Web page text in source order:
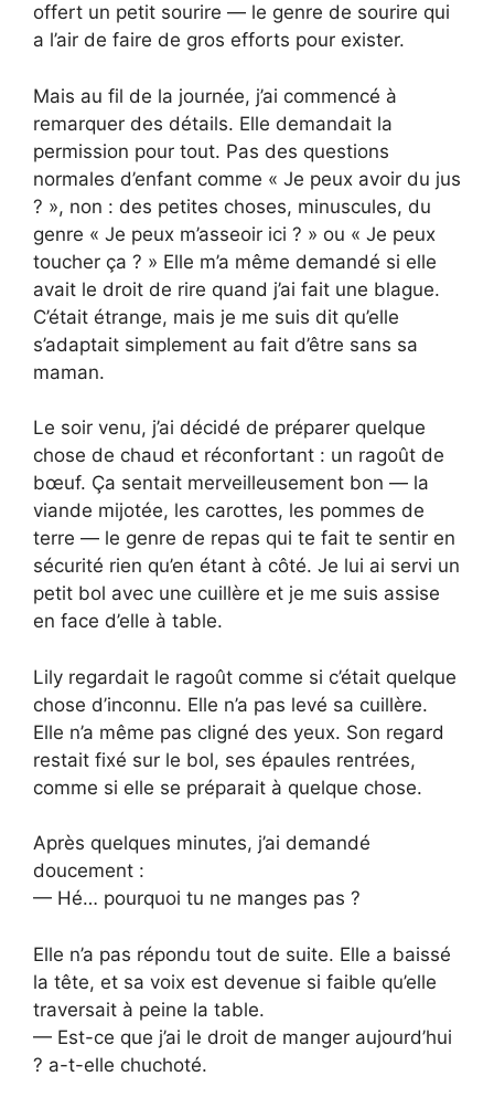
offert un petit sourire — le genre de sourire qui
a l’air de faire de gros efforts pour exister.
Mais au fil de la journée, j’ai commencé à
remarquer des détails. Elle demandait la
permission pour tout. Pas des questions
normales d’enfant comme « Je peux avoir du jus
? », non : des petites choses, minuscules, du
genre « Je peux m’asseoir ici ? » ou « Je peux
toucher ça ? » Elle m’a même demandé si elle
avait le droit de rire quand j’ai fait une blague.
C’était étrange, mais je me suis dit qu’elle
s’adaptait simplement au fait d’être sans sa
maman.
Le soir venu, j’ai décidé de préparer quelque
chose de chaud et réconfortant : un ragoût de
bœuf. Ça sentait merveilleusement bon — la
viande mijotée, les carottes, les pommes de
terre — le genre de repas qui te fait te sentir en
sécurité rien qu’en étant à côté. Je lui ai servi un
petit bol avec une cuillère et je me suis assise
en face d’elle à table.
Lily regardait le ragoût comme si c’était quelque
chose d’inconnu. Elle n’a pas levé sa cuillère.
Elle n’a même pas cligné des yeux. Son regard
restait fixé sur le bol, ses épaules rentrées,
comme si elle se préparait à quelque chose.
Après quelques minutes, j’ai demandé
doucement :
— Hé… pourquoi tu ne manges pas ?
Elle n’a pas répondu tout de suite. Elle a baissé
la tête, et sa voix est devenue si faible qu’elle
traversait à peine la table.
— Est-ce que j’ai le droit de manger aujourd’hui
? a-t-elle chuchoté.